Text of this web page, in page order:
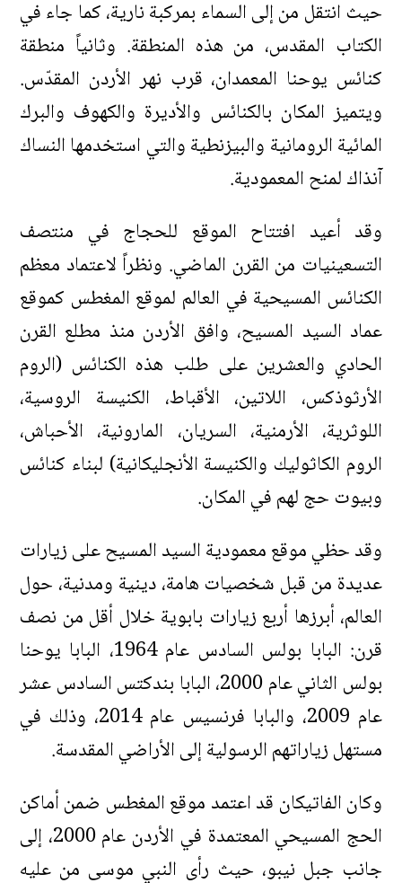
حيث انتقل من إلى السماء بمركبة نارية، كما جاء في
الكتاب المقدس، من هذه المنطقة. وثانياً منطقة
كنائس يوحنا المعمدان، قرب نهر الأردن المقدّس.
ويتميز المكان بالكنائس والأديرة والكهوف والبرك
المائية الرومانية والبيزنطية والتي استخدمها النساك
آنذاك لمنح المعمودية.
وقد أعيد افتتاح الموقع للحجاج في منتصف
التسعينيات من القرن الماضي. ونظراً لاعتماد معظم
الكنائس المسيحية في العالم لموقع المغطس كموقع
عماد السيد المسيح، وافق الأردن منذ مطلع القرن
الحادي والعشرين على طلب هذه الكنائس (الروم
الأرثوذكس، اللاتين، الأقباط، الكنيسة الروسية،
اللوثرية، الأرمنية، السريان، المارونية، الأحباش،
الروم الكاثوليك والكنيسة الأنجليكانية) لبناء كنائس
وبيوت حج لهم في المكان.
وقد حظي موقع معمودية السيد المسيح على زيارات
عديدة من قبل شخصيات هامة، دينية ومدنية، حول
العالم، أبرزها أربع زيارات بابوية خلال أقل من نصف
قرن: البابا بولس السادس عام 1964، البابا يوحنا
بولس الثاني عام 2000، البابا بندكتس السادس عشر
عام 2009، والبابا فرنسيس عام 2014، وذلك في
مستهل زياراتهم الرسولية إلى الأراضي المقدسة.
وكان الفاتيكان قد اعتمد موقع المغطس ضمن أماكن
الحج المسيحي المعتمدة في الأردن عام 2000، إلى
جانب جبل نيبو، حيث رأى النبي موسى من عليه